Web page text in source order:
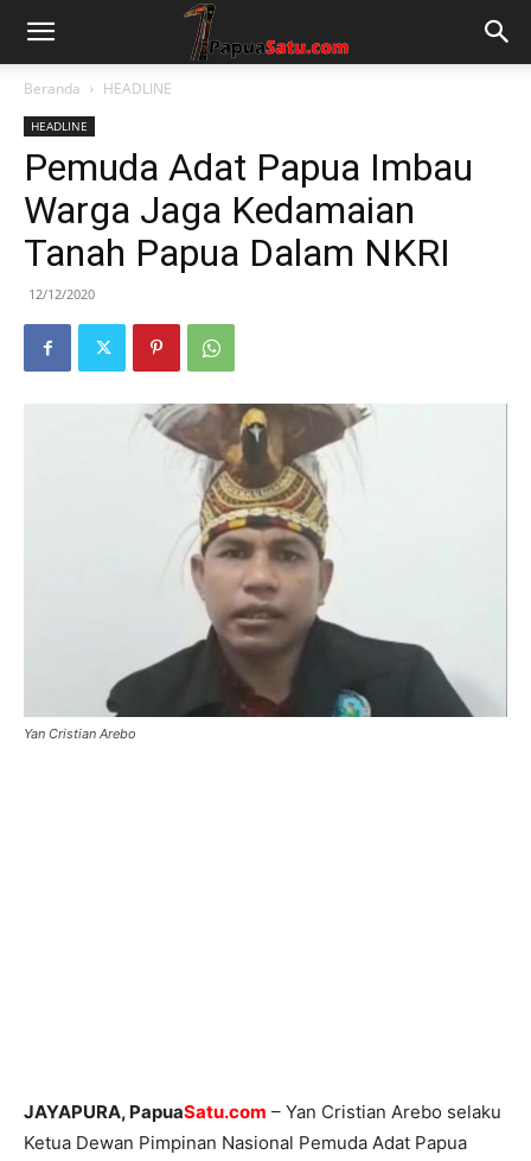
Beranda HEADLINE
HEADLINE
Pemuda Adat Papua Imbau
Warga Jaga Kedamaian
Tanah Papua Dalam NKRI
12/12/2020
Yan Cristian Arebo
JAYAPURA, PapuaSatu.com – Yan Cristian Arebo selaku
Ketua Dewan Pimpinan Nasional Pemuda Adat Papua